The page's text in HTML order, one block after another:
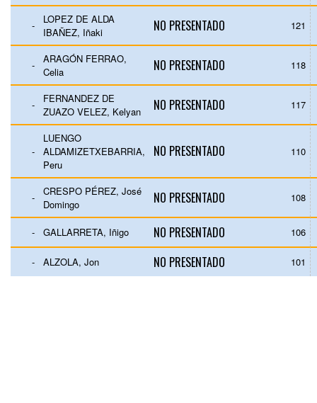
-
LOPEZ DE ALDA
IBAÑEZ, Iñaki
NO PRESENTADO 121
-
ARAGÓN FERRAO,
Celia
NO PRESENTADO 118
-
FERNANDEZ DE
ZUAZO VELEZ, Kelyan
NO PRESENTADO 117
-
LUENGO
ALDAMIZETXEBARRIA,
Peru
NO PRESENTADO 110
-
CRESPO PÉREZ, José
Domingo
NO PRESENTADO 108
- GALLARRETA, Iñigo NO PRESENTADO 106
- ALZOLA, Jon NO PRESENTADO 101